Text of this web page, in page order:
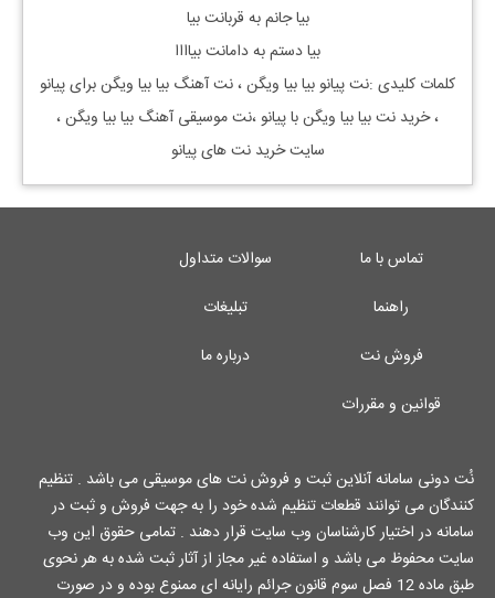
بیا جانم به قربانت بیا
بیا دستم به دامانت بیاااا
کلمات کلیدی :نت پیانوبیا بیا ویگن، نت آهنگ بیا بیا ویگنبرای پیانو
، خرید نتبیا بیا ویگنبا پیانو ،نت موسیقی آهنگ بیا بیا ویگن،
سایت خرید نت های پیانو
تماس با ما
سوالات متداول
راهنما
تبلیغات
فروش نت
درباره ما
قوانین و مقررات
نُت دونی سامانه آنلاین ثبت و فروش نت های موسیقی می باشد . تنظیم
کنندگان می توانند قطعات تنظیم شده خود را به جهت فروش و ثبت در
سامانه در اختیار کارشناسان وب سایت قرار دهند . تمامی حقوق این وب
سایت محفوظ می باشد و استفاده غیر مجاز از آثار ثبت شده به هر نحوی
طبق ماده 12 فصل سوم قانون جرائم رایانه ای ممنوع بوده و در صورت